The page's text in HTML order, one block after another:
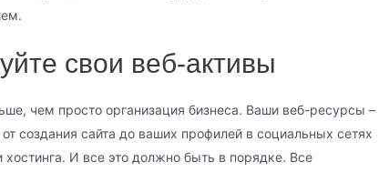
свои веб-активы
чем просто организация бизнеса. Ваши веб-ресурсы –
от создания сайта до ваших профилей в социальных сетях
хостинга. И все это должно быть в порядке. Все